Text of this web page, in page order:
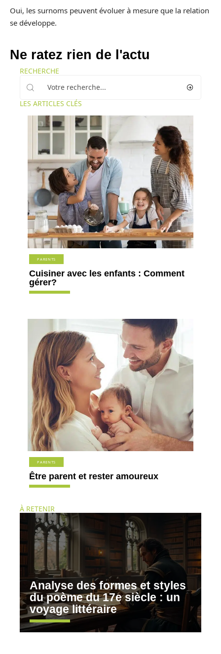
Oui, les surnoms peuvent évoluer à mesure que la relation
se développe.
Ne ratez rien de l'actu
RECHERCHE
LES ARTICLES CLÉS
PARENTS
Cuisiner avec les enfants : Comment
gérer?
PARENTS
Être parent et rester amoureux
À RETENIR
Analyse des formes et styles
du poème du 17e siècle : un
voyage littéraire